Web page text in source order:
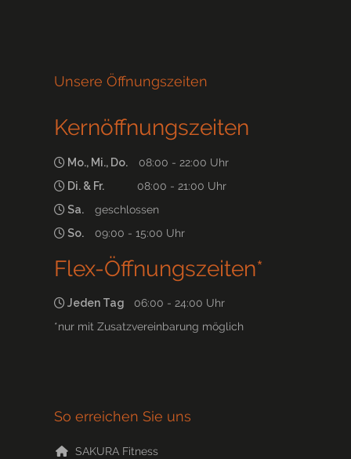
Unsere Öffnungszeiten
Kernöffnungszeiten
Mo., Mi., Do.
08:00 - 22:00 Uhr
Di. & Fr.
08:00 - 21:00 Uhr
Sa.
geschlossen
So.
09:00 - 15:00 Uhr
Flex-Öffnungszeiten*
Jeden Tag 06:00 - 24:00 Uhr
*nur mit Zusatzvereinbarung möglich
So erreichen Sie uns
SAKURA Fitness